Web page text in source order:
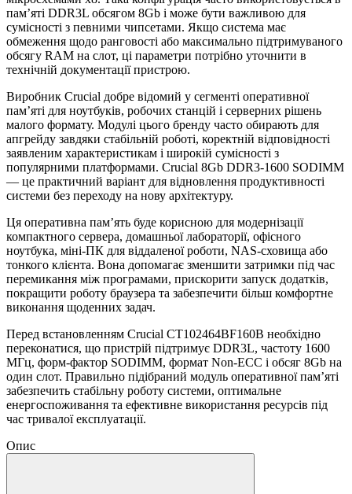
пам’яті DDR3L обсягом 8Gb і може бути важливою для
сумісності з певними чипсетами. Якщо система має
обмеження щодо ранговості або максимально підтримуваного
обсягу RAM на слот, ці параметри потрібно уточнити в
технічній документації пристрою.
Виробник Crucial добре відомий у сегменті оперативної
пам’яті для ноутбуків, робочих станцій і серверних рішень
малого формату. Модулі цього бренду часто обирають для
апгрейду завдяки стабільній роботі, коректній відповідності
заявленим характеристикам і широкій сумісності з
популярними платформами. Crucial 8Gb DDR3-1600 SODIMM
— це практичний варіант для відновлення продуктивності
системи без переходу на нову архітектуру.
Ця оперативна пам’ять буде корисною для модернізації
компактного сервера, домашньої лабораторії, офісного
ноутбука, міні-ПК для віддаленої роботи, NAS-сховища або
тонкого клієнта. Вона допомагає зменшити затримки під час
перемикання між програмами, прискорити запуск додатків,
покращити роботу браузера та забезпечити більш комфортне
виконання щоденних задач.
Перед встановленням Crucial CT102464BF160B необхідно
переконатися, що пристрій підтримує DDR3L, частоту 1600
МГц, форм-фактор SODIMM, формат Non-ECC і обсяг 8Gb на
один слот. Правильно підібраний модуль оперативної пам’яті
забезпечить стабільну роботу системи, оптимальне
енергоспоживання та ефективне використання ресурсів під
час тривалої експлуатації.
Опис